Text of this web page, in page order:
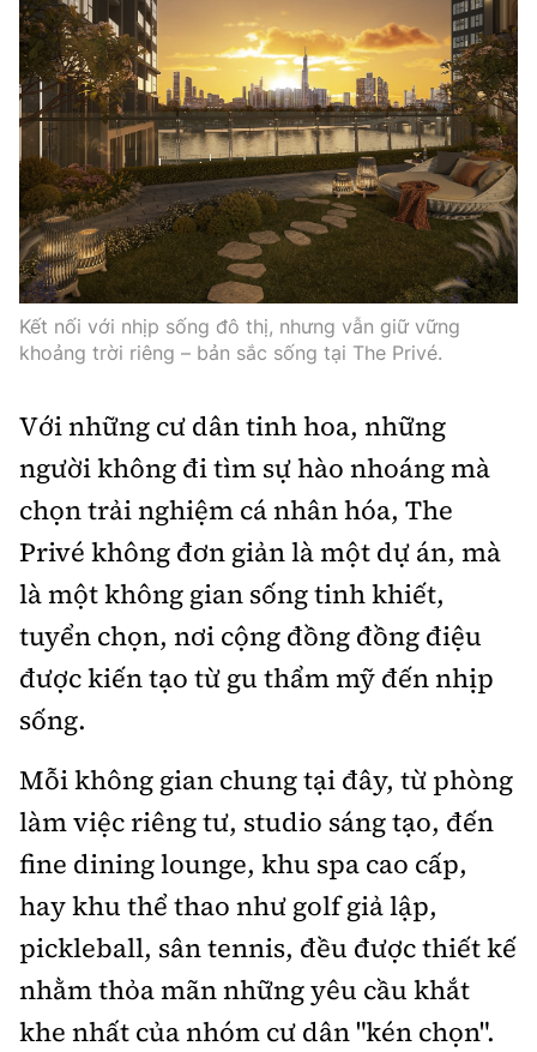
Kết nối với nhịp sống đô thị, nhưng vẫn giữ vững
khoảng trời riêng – bản sắc sống tại The Privé.
Với những cư dân tinh hoa, những
người không đi tìm sự hào nhoáng mà
chọn trải nghiệm cá nhân hóa, The
Privé không đơn giản là một dự án, mà
là một không gian sống tinh khiết,
tuyển chọn, nơi cộng đồng đồng điệu
được kiến tạo từ gu thẩm mỹ đến nhịp
sống.
Mỗi không gian chung tại đây, từ phòng
làm việc riêng tư, studio sáng tạo, đến
fine dining lounge, khu spa cao cấp,
hay khu thể thao như golf giả lập,
pickleball, sân tennis, đều được thiết kế
nhằm thỏa mãn những yêu cầu khắt
khe nhất của nhóm cư dân "kén chọn".